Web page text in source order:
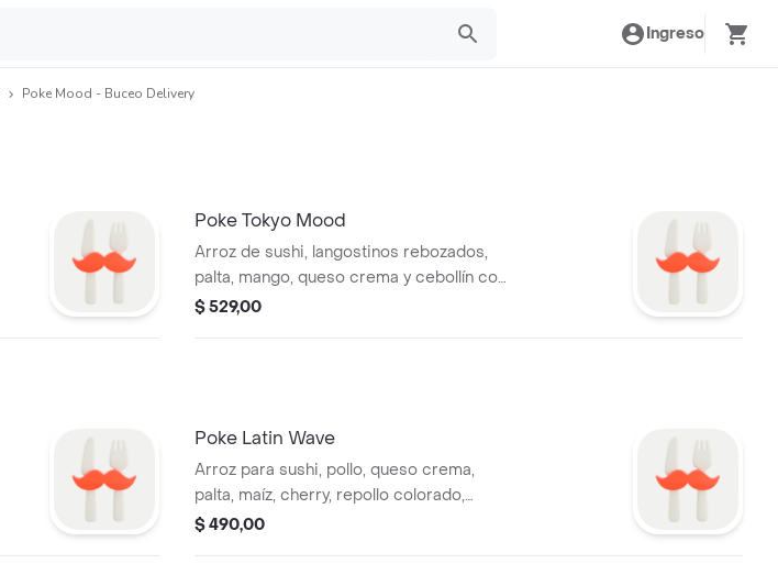
Ingreso
Poke Mood - Buceo Delivery
Poke Tokyo Mood
Arroz de sushi, langostinos rebozados,
palta, mango, queso crema y cebollín con
salsa teriyaki picante.
$ 529,00
Poke Latin Wave
Arroz para sushi, pollo, queso crema,
palta, maíz, cherry, repollo colorado,
semillas de girasol y yogur cítrico.
$ 490,00